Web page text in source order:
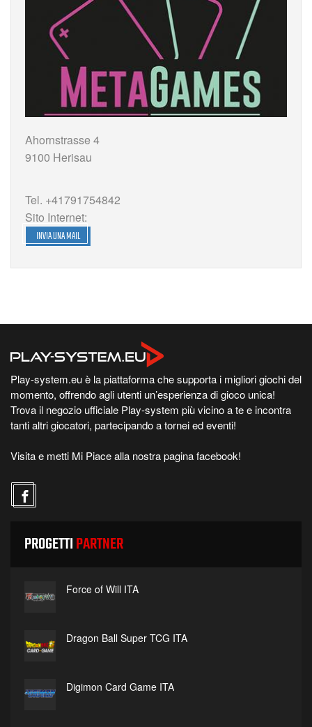
Ahornstrasse 4
9100 Herisau
Tel. +41791754842
Sito Internet:
INVIA UNA MAIL
Play-system.eu è la piattaforma che supporta i migliori giochi del
momento, offrendo agli utenti un’esperienza di gioco unica!
Trova il negozio ufficiale Play-system più vicino a te e incontra
tanti altri giocatori, partecipando a tornei ed eventi!
Visita e metti Mi Piace alla nostra pagina facebook!
PROGETTIPARTNER
Force of Will ITA
Dragon Ball Super TCG ITA
Digimon Card Game ITA